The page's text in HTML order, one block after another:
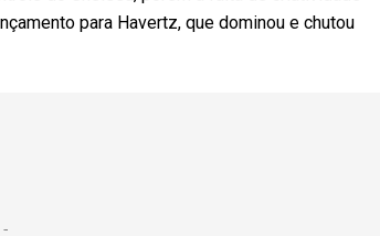
para Havertz, que dominou e chutou